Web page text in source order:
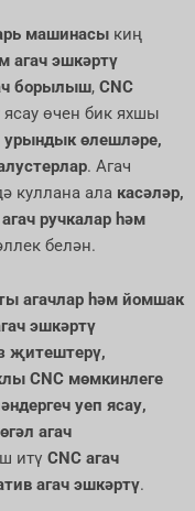
машинасы киң
агач эшкәртү
борылыш, CNC
ясау өчен бик яхшы
өлешләре,
. Агач
куллана ала касәләр,
ручкалар һәм
белән.
агачлар һәм йомшак
эшкәртү
җитештерү,
CNC мөмкинлеге
уеп ясау,
агач
итү CNC агач
агач эшкәртү.